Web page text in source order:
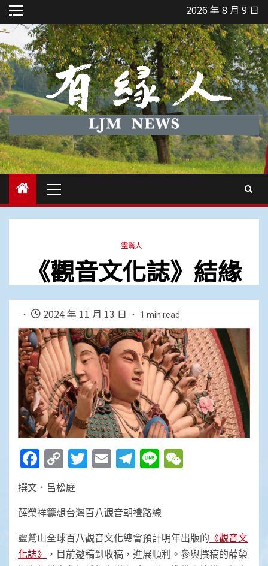
Skip
to
content
2026 年 8 月 9 日
Menu
靈鷲人
《觀音文化誌》結緣
2024 年 11 月 13 日 1 min read
Facebook
Copy
Link
Twitter
EmailTelegram
Line
撰文．呂松庭
薛榮祥籌想台灣百八觀音朝禮路線
靈鷲山全球百八觀音文化總會預計明年出版的 《觀音文
化誌》
，目前邀稿到收稿，進展順利。參與撰稿的薛榮